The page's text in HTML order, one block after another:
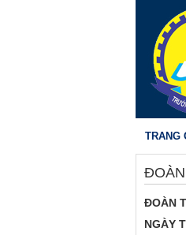
TRANG
ĐOÀN
NGÀY